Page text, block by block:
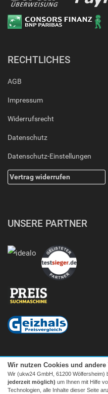
RECHTLICHES
AGB
Impressum
Widerrufsrecht
Datenschutz
Datenschutz-Einstellungen
Vertrag widerrufen
UNSERE PARTNER
Wir nutzen Cookies und
Wir (ukw24 GmbH, 61200 Wölfersheim)
jederzeit möglich) um Ihnen mit Hilfe
Technologien, alle Inhalte dieser Seite